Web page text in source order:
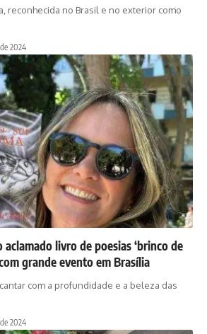
reconhecida no Brasil e no exterior como
2024
aclamado livro de poesias ‘brinco de
grande evento em Brasília
com a profundidade e a beleza das
2024